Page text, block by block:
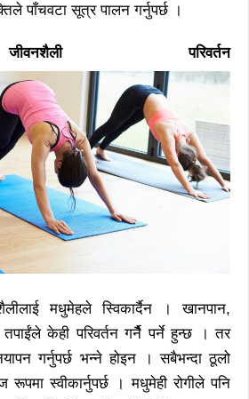
पाँचवटा सूत्र पालन गर्नुपर्छ ।
परिवर्तन
मधुमेहले स्विकार्दैन । खानपान,
तपाईंले केही परिवर्तन गर्नैै पर्ने हुन्छ । तर
गर्नुपर्छ भन्ने होइन । सबैभन्दा ठूलो
स्वीकार्नुपर्छ । मधुमेही रोगीले पनि